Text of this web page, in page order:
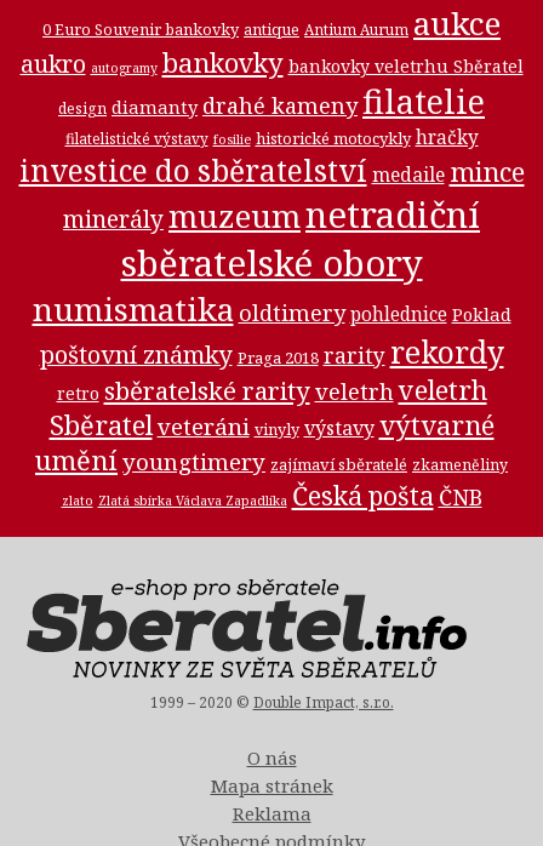
0 Euro Souvenir bankovky antique Antium Aurum aukce
aukro autogramy bankovky bankovky veletrhu Sběratel
design diamanty drahé kamenyfilatelie
filatelistické výstavy fosilie historické motocykly hračky
investice do sběratelství medaile mince
minerálymuzeumnetradiční
sběratelské obory
numismatika oldtimery pohlednice Poklad
poštovní známky Praga 2018 rarity rekordy
retro sběratelské rarityveletrhveletrh
Sběratelveteráni vinyly výstavy výtvarné
uměníyoungtimery zajímaví sběratelé zkameněliny
zlato Zlatá sbírka Václava Zapadlíka Česká pošta ČNB
1999 – 2020 © Double Impact, s.r.o.
O nás
Mapa stránek
Reklama